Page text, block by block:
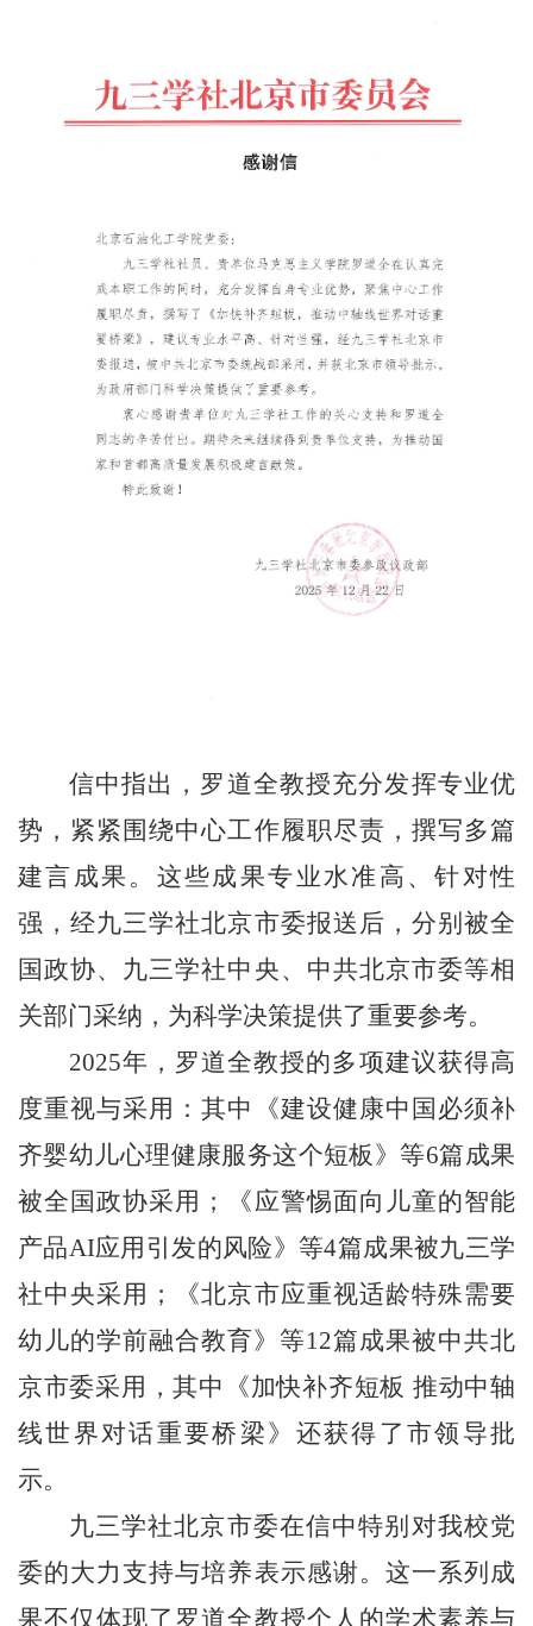
信中指出，罗道全教授充分发挥专业优
势，紧紧围绕中心工作履职尽责，撰写多篇
建言成果。这些成果专业水准高、针对性
强，经九三学社北京市委报送后，分别被全
国政协、九三学社中央、中共北京市委等相
关部门采纳，为科学决策提供了重要参考。
2025年，罗道全教授的多项建议获得高
度重视与采用：其中《建设健康中国必须补
齐婴幼儿心理健康服务这个短板》等6篇成果
被全国政协采用；《应警惕面向儿童的智能
产品AI应用引发的风险》等4篇成果被九三学
社中央采用；《北京市应重视适龄特殊需要
幼儿的学前融合教育》等12篇成果被中共北
京市委采用，其中《加快补齐短板 推动中轴
线世界对话重要桥梁》还获得了市领导批
示。
九三学社北京市委在信中特别对我校党
委的大力支持与培养表示感谢。这一系列成
果不仅体现了罗道全教授个人的学术素养与